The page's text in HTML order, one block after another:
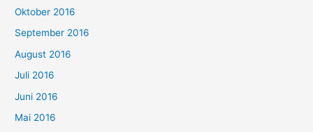
Oktober 2016
September 2016
August 2016
Juli 2016
Juni 2016
Mai 2016